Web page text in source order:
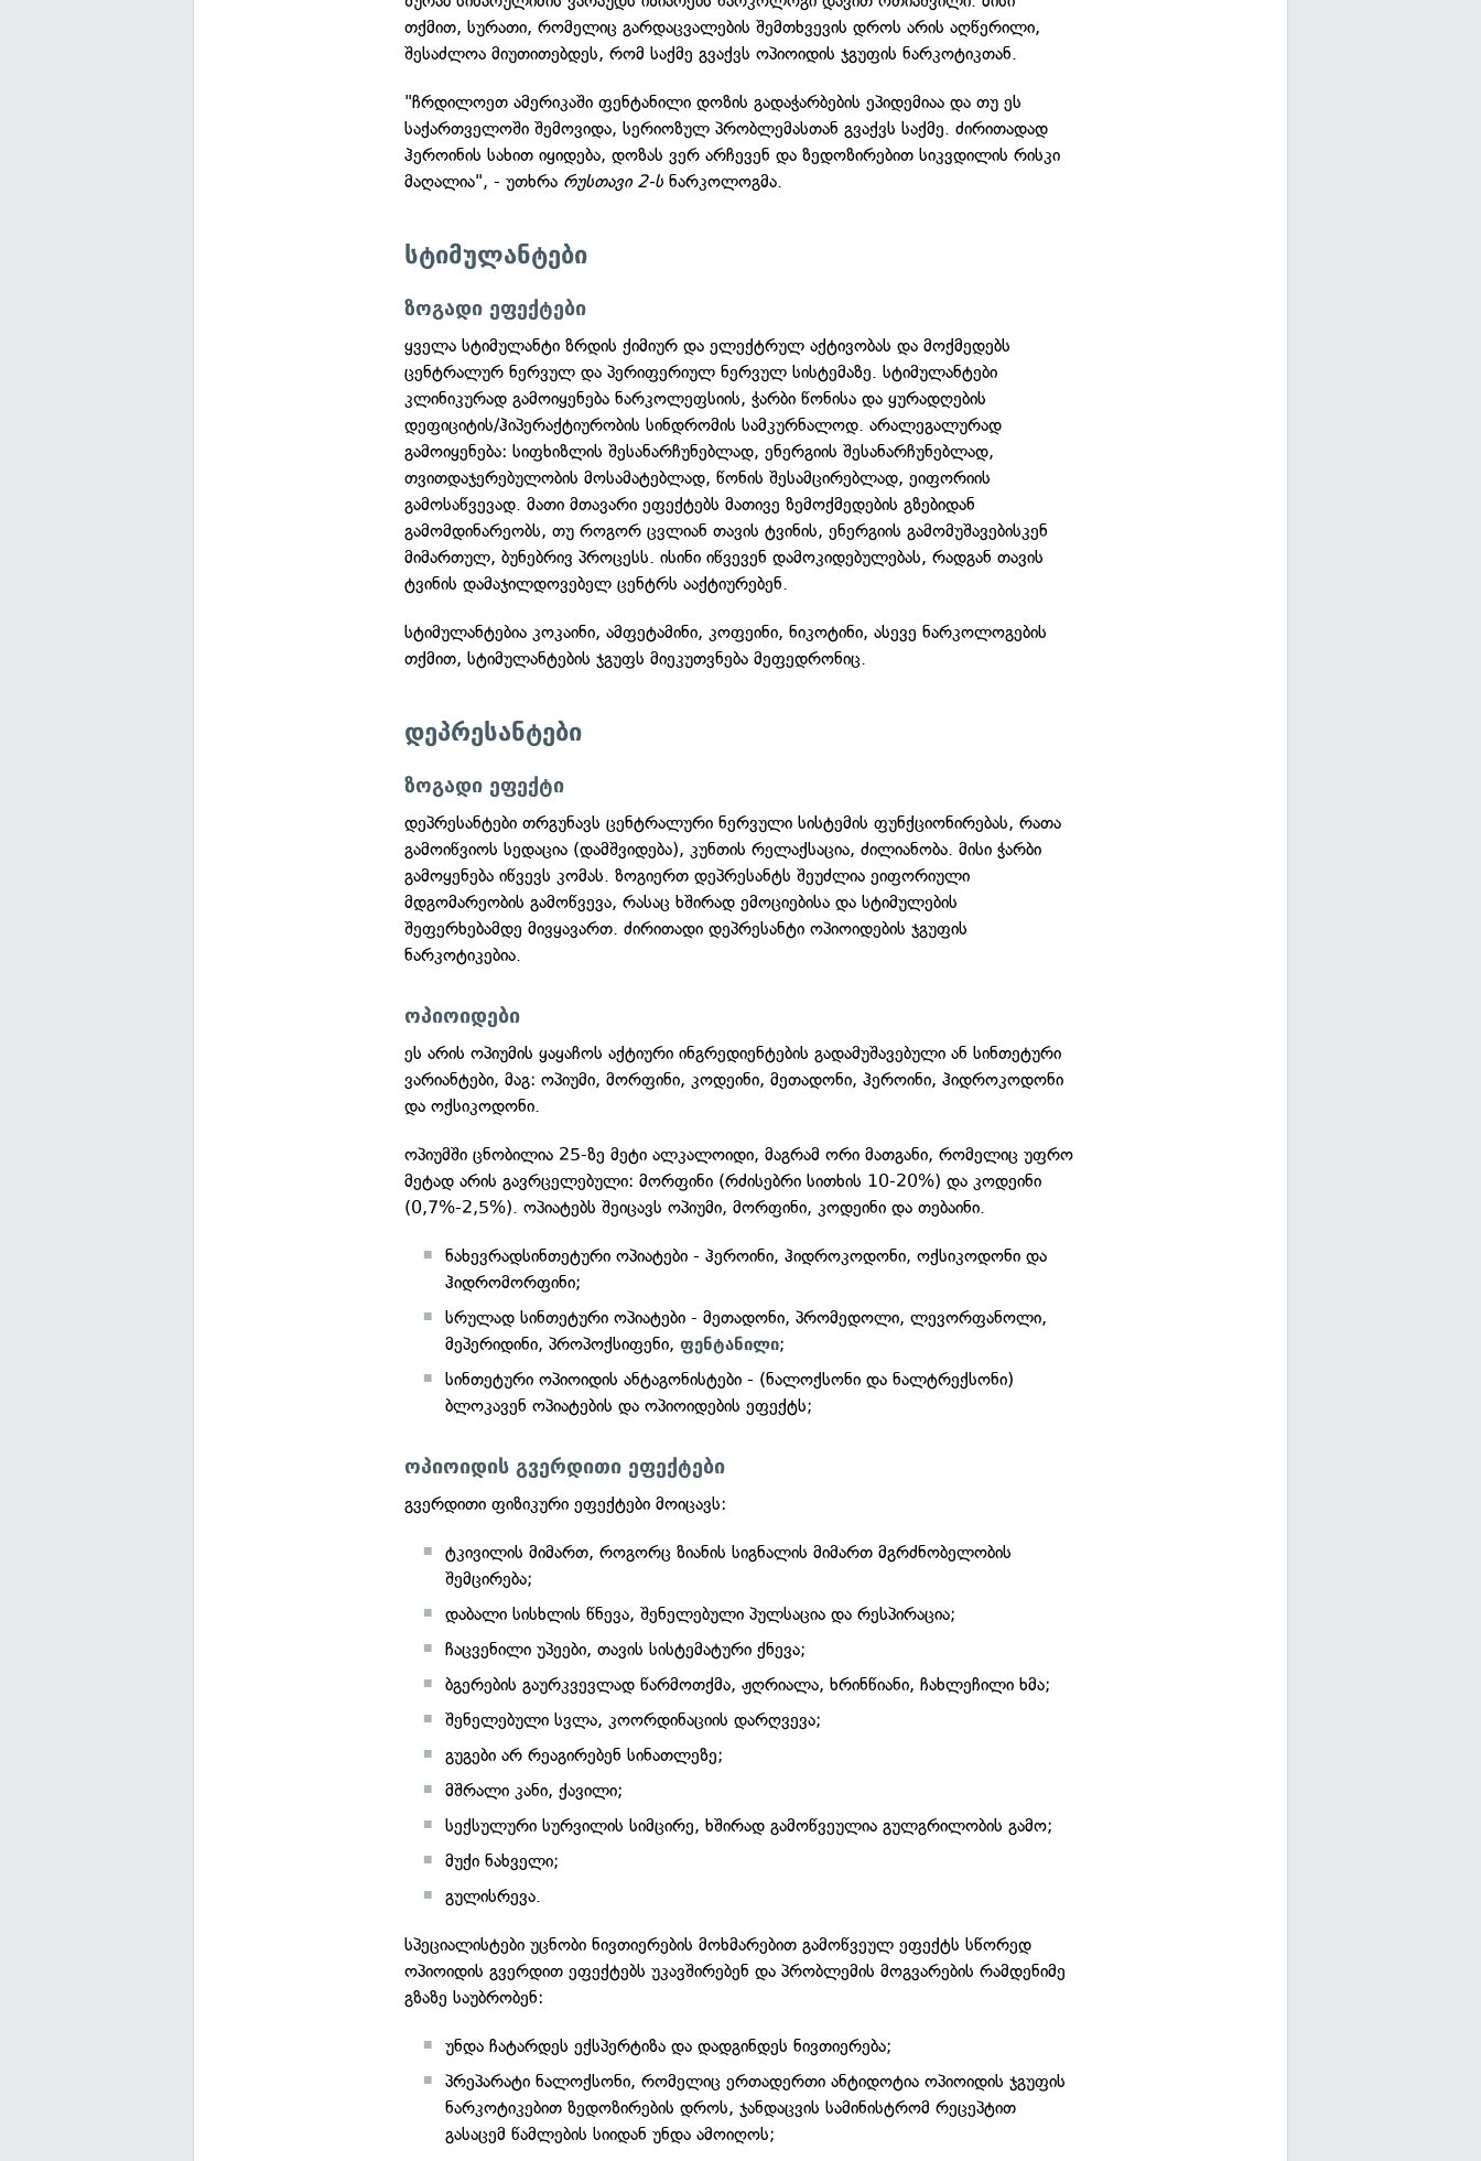
თქმით, სურათი, რომელიც გარდაცვალების შემთხვევის დროს არის აღწერილი,
შესაძლოა მიუთითებდეს, რომ საქმე გვაქვს ოპიოიდის ჯგუფის ნარკოტიკთან.
"ჩრდილოეთ ამერიკაში ფენტანილი დოზის გადაჭარბების ეპიდემიაა და თუ ეს
საქართველოში შემოვიდა, სერიოზულ პრობლემასთან გვაქვს საქმე. ძირითადად
ჰეროინის სახით იყიდება, დოზას ვერ არჩევენ და ზედოზირებით სიკვდილის რისკი
მაღალია", - უთხრა რუსთავი 2-სნარკოლოგმა.
სტიმულანტები
ზოგადი ეფექტები
ყველა სტიმულანტი ზრდის ქიმიურ და ელექტრულ აქტივობას და მოქმედებს
ცენტრალურ ნერვულ და პერიფერიულ ნერვულ სისტემაზე. სტიმულანტები
კლინიკურად გამოიყენება ნარკოლეფსიის, ჭარბი წონისა და ყურადღების
დეფიციტის/ჰიპერაქტიურობის სინდრომის სამკურნალოდ. არალეგალურად
გამოიყენება: სიფხიზლის შესანარჩუნებლად, ენერგიის შესანარჩუნებლად,
თვითდაჯერებულობის მოსამატებლად, წონის შესამცირებლად, ეიფორიის
გამოსაწვევად. მათი მთავარი ეფექტებს მათივე ზემოქმედების გზებიდან
გამომდინარეობს, თუ როგორ ცვლიან თავის ტვინის, ენერგიის გამომუშავებისკენ
მიმართულ, ბუნებრივ პროცესს. ისინი იწვევენ დამოკიდებულებას, რადგან თავის
ტვინის დამაჯილდოვებელ ცენტრს ააქტიურებენ.
სტიმულანტებია კოკაინი, ამფეტამინი, კოფეინი, ნიკოტინი, ასევე ნარკოლოგების
თქმით, სტიმულანტების ჯგუფს მიეკუთვნება მეფედრონიც.
დეპრესანტები
ზოგადი ეფექტი
დეპრესანტები თრგუნავს ცენტრალური ნერვული სისტემის ფუნქციონირებას, რათა
გამოიწვიოს სედაცია (დამშვიდება), კუნთის რელაქსაცია, ძილიანობა. მისი ჭარბი
გამოყენება იწვევს კომას. ზოგიერთ დეპრესანტს შეუძლია ეიფორიული
მდგომარეობის გამოწვევა, რასაც ხშირად ემოციებისა და სტიმულების
შეფერხებამდე მივყავართ. ძირითადი დეპრესანტი ოპიოიდების ჯგუფის
ნარკოტიკებია.
ოპიოიდები
ეს არის ოპიუმის ყაყაჩოს აქტიური ინგრედიენტების გადამუშავებული ან სინთეტური
ვარიანტები, მაგ: ოპიუმი, მორფინი, კოდეინი, მეთადონი, ჰეროინი, ჰიდროკოდონი
და ოქსიკოდონი.
ოპიუმში ცნობილია 25-ზე მეტი ალკალოიდი, მაგრამ ორი მათგანი, რომელიც უფრო
მეტად არის გავრცელებული: მორფინი (რძისებრი სითხის 10-20%) და კოდეინი
(0,7%-2,5%). ოპიატებს შეიცავს ოპიუმი, მორფინი, კოდეინი და თებაინი.
ნახევრადსინთეტური ოპიატები - ჰეროინი, ჰიდროკოდონი, ოქსიკოდონი და
ჰიდრომორფინი;
სრულად სინთეტური ოპიატები - მეთადონი, პრომედოლი, ლევორფანოლი,
მეპერიდინი, პროპოქსიფენი,ფენტანილი;
სინთეტური ოპიოიდის ანტაგონისტები - (ნალოქსონი და ნალტრექსონი)
ბლოკავენ ოპიატების და ოპიოიდების ეფექტს;
ოპიოიდის გვერდითი ეფექტები
გვერდითი ფიზიკური ეფექტები მოიცავს:
ტკივილის მიმართ, როგორც ზიანის სიგნალის მიმართ მგრძნობელობის
შემცირება;
დაბალი სისხლის წნევა, შენელებული პულსაცია და რესპირაცია;
ჩაცვენილი უპეები, თავის სისტემატური ქნევა;
ბგერების გაურკვევლად წარმოთქმა, ჟღრიალა, ხრინწიანი, ჩახლეჩილი ხმა;
შენელებული სვლა, კოორდინაციის დარღვევა;
გუგები არ რეაგირებენ სინათლეზე;
მშრალი კანი, ქავილი;
სექსულური სურვილის სიმცირე, ხშირად გამოწვეულია გულგრილობის გამო;
მუქი ნახველი;
გულისრევა.
სპეციალისტები უცნობი ნივთიერების მოხმარებით გამოწვეულ ეფექტს სწორედ
ოპიოიდის გვერდით ეფექტებს უკავშირებენ და პრობლემის მოგვარების რამდენიმე
გზაზე საუბრობენ:
უნდა ჩატარდეს ექსპერტიზა და დადგინდეს ნივთიერება;
პრეპარატი ნალოქსონი, რომელიც ერთადერთი ანტიდოტია ოპიოიდის ჯგუფის
ნარკოტიკებით ზედოზირების დროს, ჯანდაცვის სამინისტრომ რეცეპტით
გასაცემ წამლების სიიდან უნდა ამოიღოს;